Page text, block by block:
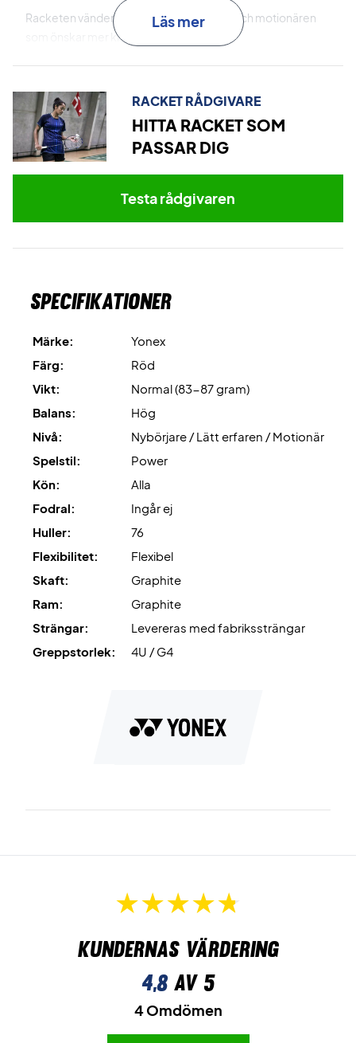
Racketen vänder sig till både nybörjaren och motionären
som önskar mer kraft i sitt spel.
Levereras utan cover.
Levereras med fabrikssträngar.
då det är betydligt bättre än fabrikssträngarna som sitter i
racketen. Dessa kan köpas för ENDAST 299 SEK.
Expertrådgivning:Till denna racketen rekommenderar vi
Läs mer
RACKET RÅDGIVARE
HITTA RACKET SOM
PASSAR DIG
Testa rådgivaren
Specifikationer
Märke:
Yonex
Färg:
Röd
Vikt:
Normal (83-87 gram)
Balans:
Hög
Nivå:
Nybörjare / Lätt erfaren / Motionär
Spelstil:
Power
Kön:
Alla
Fodral:
Ingår ej
Huller:
76
Flexibilitet:
Flexibel
Skaft:
Graphite
Ram:
Graphite
Strängar:
Levereras med fabrikssträngar
Greppstorlek:
4U / G4
Kundernas värdering
4,8 av 5
4 Omdömen